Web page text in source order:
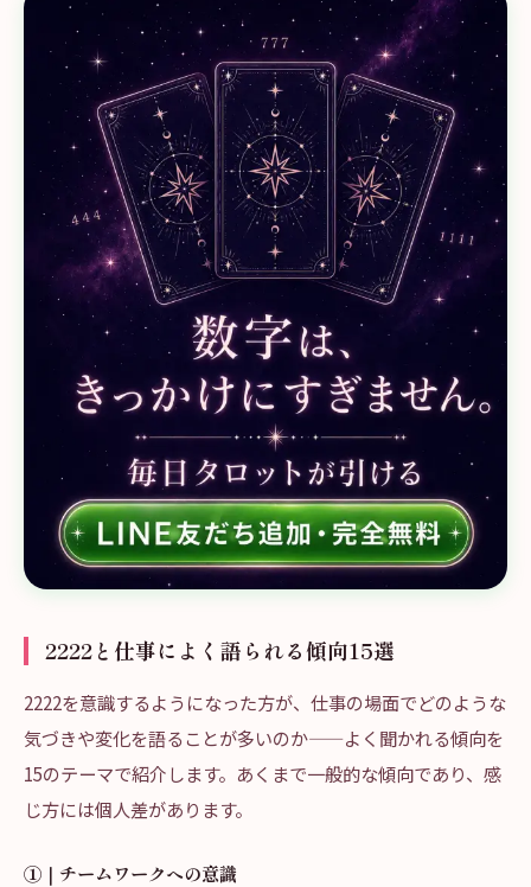
2222と仕事によく語られる傾向15選
2222を意識するようになった方が、仕事の場面でどのような
気づきや変化を語ることが多いのか——よく聞かれる傾向を
15のテーマで紹介します。あくまで一般的な傾向であり、感
じ方には個人差があります。
①｜チームワークへの意識